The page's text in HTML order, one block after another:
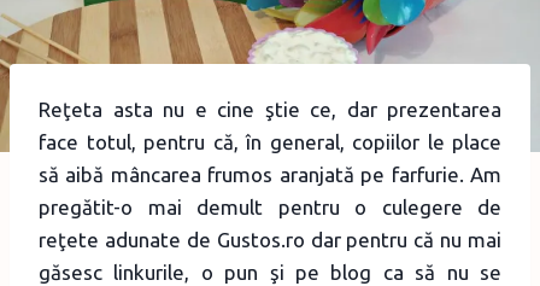
Reţeta asta nu e cine ştie ce, dar prezentarea
face totul, pentru că, în general, copiilor le place
să aibă mâncarea frumos aranjată pe farfurie. Am
pregătit-o mai demult pentru o culegere de
reţete adunate de Gustos.ro dar pentru că nu mai
găsesc linkurile, o pun şi pe blog ca să nu se